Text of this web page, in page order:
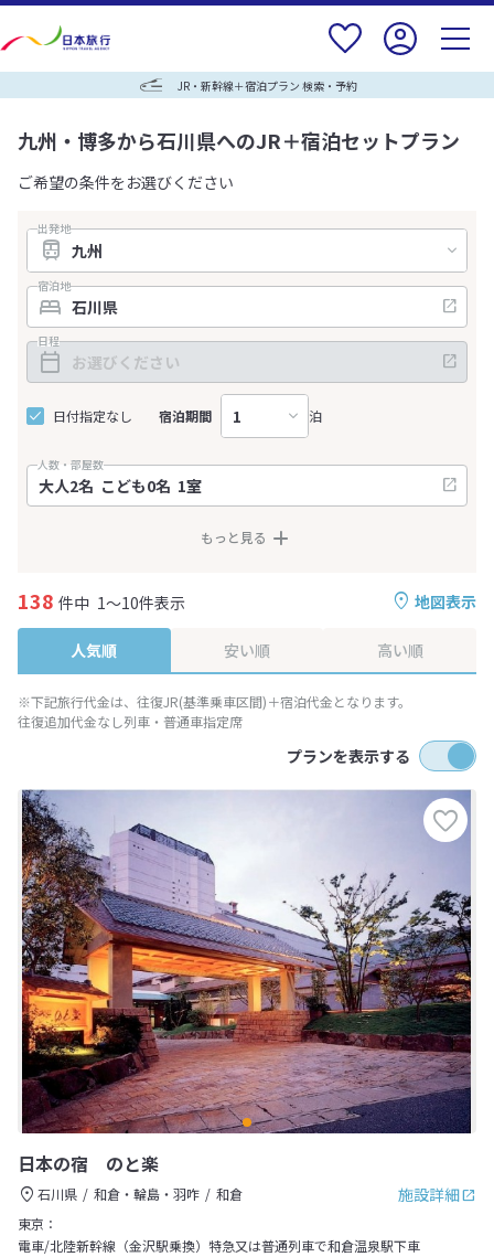
JR・新幹線＋宿泊プラン 検索・予約
九州・博多から石川県へのJR＋宿泊セットプラン
ご希望の条件をお選びください
出発地
宿泊地
日程
日付指定なし 宿泊期間 泊
人数・部屋数
もっと見る
地図表示
138 件中 1～10件表示
人気順 安い順 高い順
※下記旅行代金は、往復JR(基準乗車区間)＋宿泊代金となります。
往復追加代金なし列車・普通車指定席
プランを表示する
日本の宿 のと楽
施設詳細
石川県 和倉・輪島・羽咋
和倉
東京：
電車/北陸新幹線（金沢駅乗換）特急又は普通列車で和倉温泉駅下車